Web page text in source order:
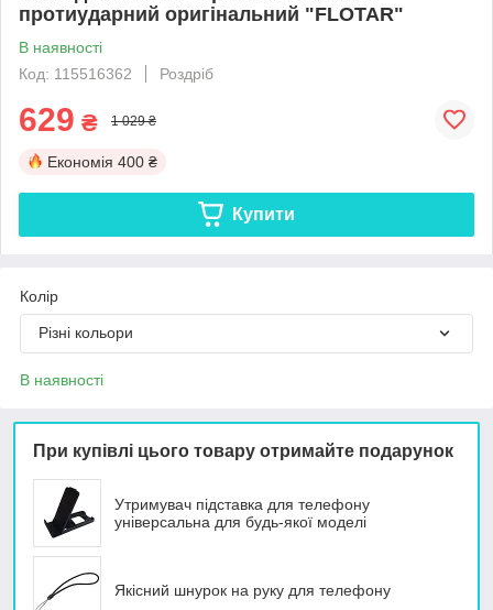
протиударний оригінальний "FLOTAR"
В наявності
Код: 115516362
Роздріб
629 ₴ 1 029 ₴
Економія 400 ₴
Купити
Колір
Різні кольори
В наявності
При купівлі цього товару отримайте подарунок
Утримувач підставка для телефону
універсальна для будь-якої моделі
Якісний шнурок на руку для телефону